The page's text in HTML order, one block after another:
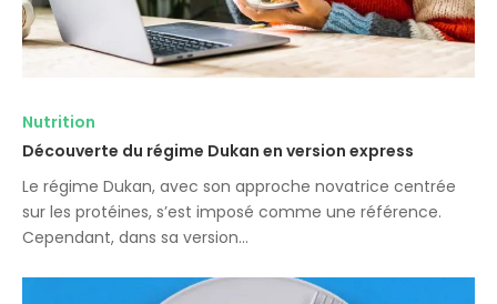
Nutrition
Découverte du régime Dukan en version express
Le régime Dukan, avec son approche novatrice centrée
sur les protéines, s’est imposé comme une référence.
Cependant, dans sa version…